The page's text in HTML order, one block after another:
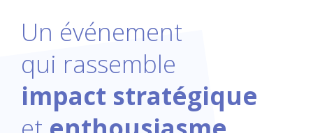
Un événement
qui rassemble
impact stratégique